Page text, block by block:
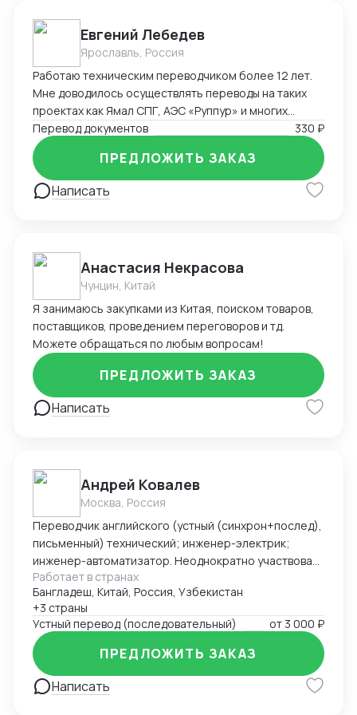
Евгений Лебедев
Ярославль, Россия
Работаю техническим переводчиком более 12 лет.
Мне доводилось осуществлять переводы на таких
проектах как Ямал СПГ, АЭС «Руппур» и многих
других промышленных и оборонных проектах на
территории России и за её пределами
Перевод документов 330 ₽
Написать
ПРЕДЛОЖИТЬ ЗАКАЗ
Анастасия Некрасова
Чунцин, Китай
Я занимаюсь закупками из Китая, поиском товаров,
поставщиков, проведением переговоров и тд.
Можете обращаться по любым вопросам!
Написать
ПРЕДЛОЖИТЬ ЗАКАЗ
Андрей Ковалев
Москва, Россия
Переводчик английского (устный (синхрон+послед),
письменный) технический; инженер-электрик;
инженер-автоматизатор. Неоднократно участвовал
в командировках и работах за рубежом. Основной
послужной список: - фестиваль компании Blizzard
Entertainment -- BlizzCon 2017 (США); - выставка
технологических достижений в Ганновере (Hannover
Messe 2019), переговоры с министром энергетики
Нижней Саксонии (ФРГ); - переговоры с послом
Дании в России (РАВИ Форум-2020); - работа и
Работает в странах
Бангладеш, Китай, Россия, Узбекистан
+3 страны
Устный перевод (последовательный)
от 3 000 ₽
Написать
ПРЕДЛОЖИТЬ ЗАКАЗ